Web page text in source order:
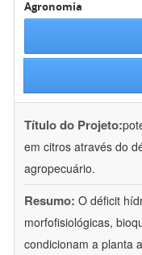
Agronomia
Título do Projeto:
em citros através do
agropecuário.
Resumo: O déficit
morfofisiológicas,
condicionam a planta